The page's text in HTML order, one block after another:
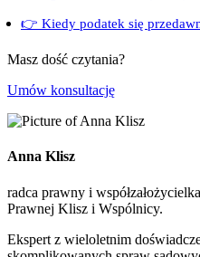
👉 Kiedy podatek się
Masz dość czytania?
Umów konsultację
Anna Klisz
radca prawny i
Prawnej Klisz i Wspólnicy.
Ekspert z wieloletnim